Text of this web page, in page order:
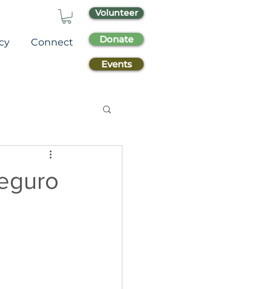
Connect
Volunteer
Donate
Events